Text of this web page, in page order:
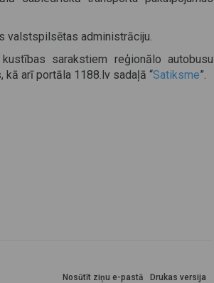
valstspilsētas administrāciju.
sarakstiem reģionālo autobusu
arī portāla 1188.lv sadaļā “Satiksme”.
Drukas versija
Nosūtīt ziņu e-pastā